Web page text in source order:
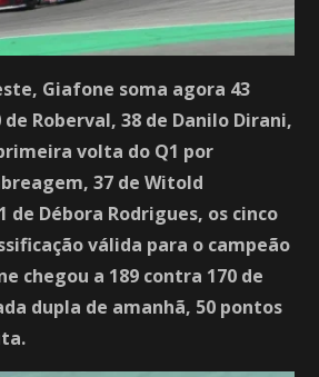
Giafone soma agora 43
Roberval, 38 de Danilo Dirani,
volta do Q1 por
37 de Witold
de Débora Rodrigues, os cinco
válida para o campeão
chegou a 189 contra 170 de
dupla de amanhã, 50 pontos